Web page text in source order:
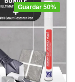
Guardar 50%